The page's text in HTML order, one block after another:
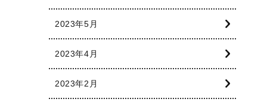
2023年5月
2023年4月
2023年2月